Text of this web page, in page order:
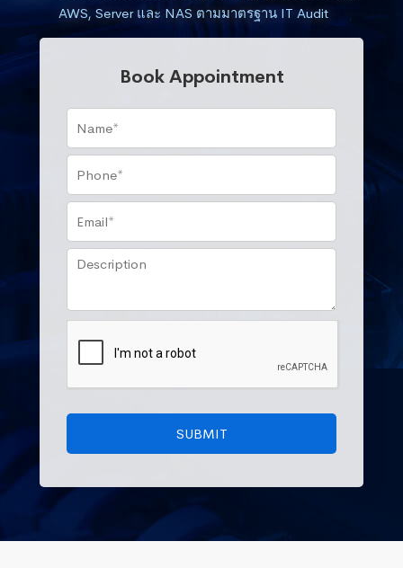
AWS, Server และ NAS ตามมาตรฐาน IT Audit
Book Appointment